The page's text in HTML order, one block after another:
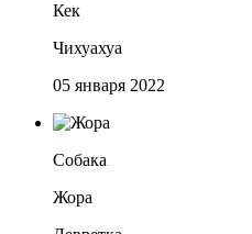
Кек
Чихуахуа
05 января 2022
Собака
Жора